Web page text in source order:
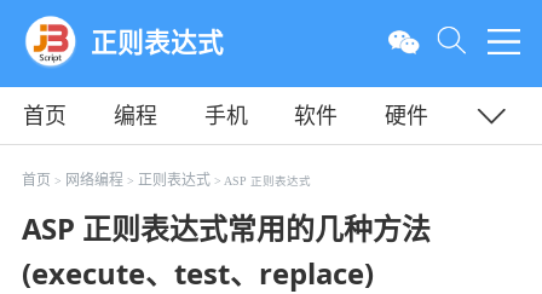
正则表达式
首页 编程 手机 软件
硬件
教程
平面 服务器
首页 > 网络编程 > 正则表达式> ASP 正则表达式
ASP 正则表达式常用的几种方法
(execute、test、replace)